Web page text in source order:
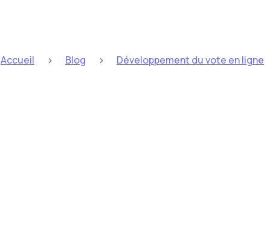
Accueil > Blog > Développement du vote en ligne